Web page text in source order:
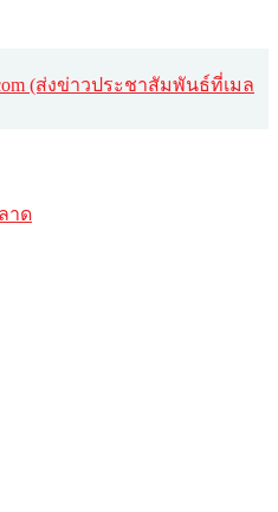
(ส่งข่าวประชาสัมพันธ์ที่เมล
าด